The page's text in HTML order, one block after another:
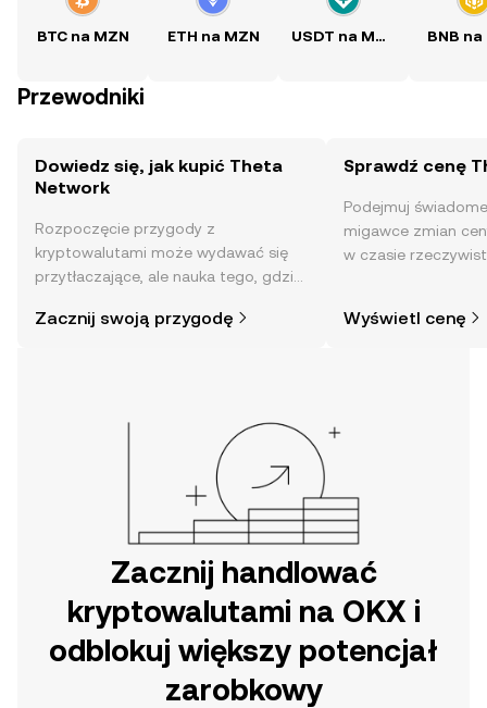
BTC na MZN ETH na MZN USDT na MZN BNB na
Przewodniki
Dowiedz się, jak kupić Theta
Network
Rozpoczęcie przygody z
kryptowalutami może wydawać się
przytłaczające, ale nauka tego, gdzie
mogłoby się wydawać. Rozpocznij
Zacznij swoją przygodę
Sprawdź cenę
Podejmuj
migawce zmian
w czasie
Wyświetl cenę
Zacznij handlować
kryptowalutami na OKX i
odblokuj większy potencjał
zarobkowy